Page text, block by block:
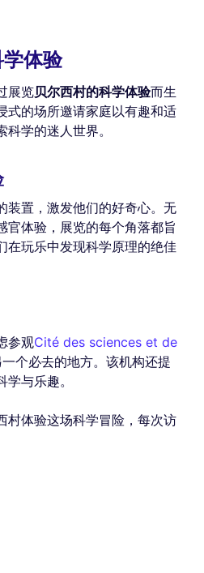
体验
展览贝尔西村的科学体验而生
式的场所邀请家庭以有趣和适
学的迷人世界。
装置，激发他们的好奇心。无
官体验，展览的每个角落都旨
在玩乐中发现科学原理的绝佳
参观Cité des sciences et de
一个必去的地方。该机构还提
与乐趣。
村体验这场科学冒险，每次访